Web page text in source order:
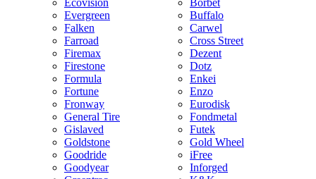
Ecovision
Evergreen
Falken
Farroad
Firemax
Firestone
Formula
Fortune
Fronway
General Tire
Gislaved
Goldstone
Goodride
Goodyear
Borbet
Buffalo
Carwel
Cross Street
Dezent
Dotz
Enkei
Enzo
Eurodisk
Fondmetal
Futek
Gold Wheel
iFree
Inforged